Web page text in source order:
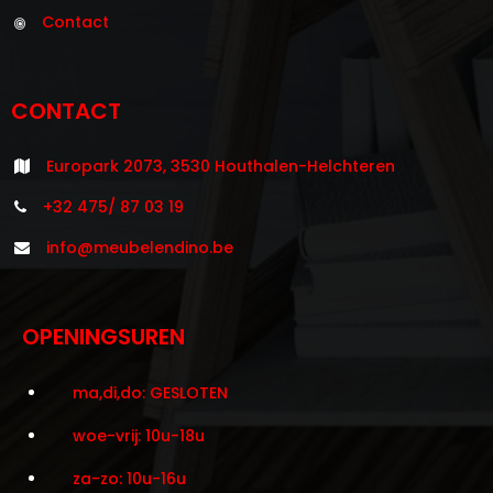
Contact
CONTACT
Europark 2073, 3530 Houthalen-Helchteren
+32 475/ 87 03 19
info@meubelendino.be
OPENINGSUREN
ma,di,do: GESLOTEN
woe-vrij: 10u-18u
za-zo: 10u-16u